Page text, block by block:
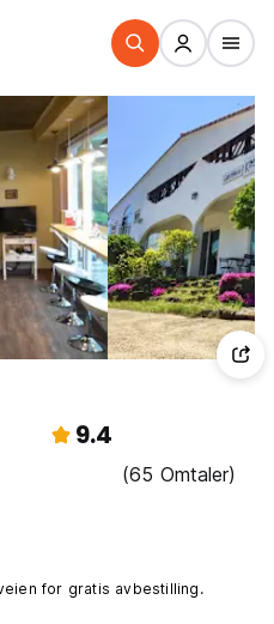
9.4
(65 Omtaler)
for gratis avbestilling.